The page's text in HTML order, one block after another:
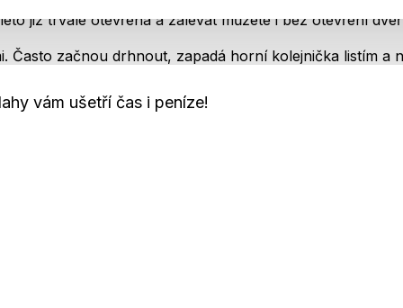
vám ušetří čas i peníze!
již trvale otevřena a zalévat můžete i bez otevření
Často začnou drhnout, zapadá horní kolejnička listím a
ale jenom jejich horní částí, nedochází tolik k
rostliny spotřebovávají. Lépe pak rostou a mají vyšší
horní částí dveří a střešními okny utíká mnohem lépe.
úchyty na poličky. Naše hliníkové skleníky lze
uvítáme především v jarním období, kdy máme větší
nedisponuje, dají se koupit regály, jež využijeme k
potřebujete více místa pro rostoucí rostliny.